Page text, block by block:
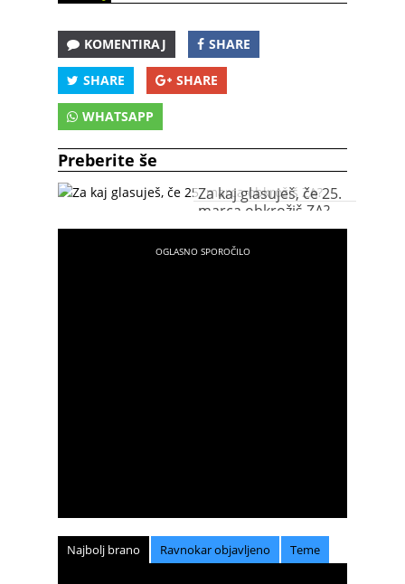
KOMENTIRAJ SHARE
SHARE SHARE
WHATSAPP
Preberite še
Za kaj glasuješ, če 25.
marca obkrožiš ZA?
Najbolj brano Ravnokar objavljeno Teme